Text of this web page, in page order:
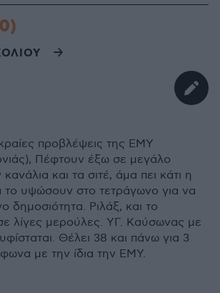
προβλέψεις της ΕΜΥ
Πέφτουν έξω σε μεγάλο
και τα σιτέ, άμα πει κάτι η
υψώσουν στο τετράγωνο για να
δημοσιότητα. Ριλάξ, και το
λίγες μερούλες. ΥΓ. Καύσωνας με
Θέλει 38 και πάνω για 3
με την ίδια την ΕΜΥ.